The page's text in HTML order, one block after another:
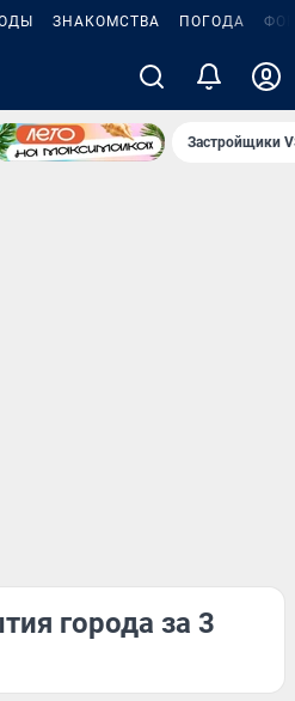
ЗНАКОМСТВА ПОГОДА
Застройщики
города за 3